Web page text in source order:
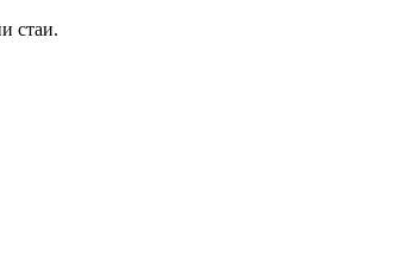
стаи.